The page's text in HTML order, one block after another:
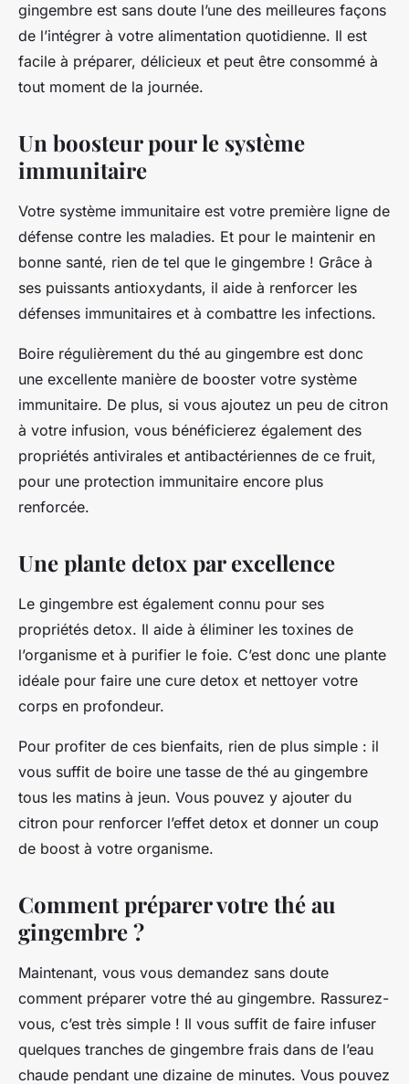
gingembre est sans doute l’une des meilleures façons
de l’intégrer à votre alimentation quotidienne. Il est
facile à préparer, délicieux et peut être consommé à
tout moment de la journée.
Un boosteur pour le système
immunitaire
Votre système immunitaire est votre première ligne de
défense contre les maladies. Et pour le maintenir en
bonne santé, rien de tel que le gingembre ! Grâce à
ses puissants antioxydants, il aide à renforcer les
défenses immunitaires et à combattre les infections.
Boire régulièrement du thé au gingembre est donc
une excellente manière de booster votre système
immunitaire. De plus, si vous ajoutez un peu de citron
à votre infusion, vous bénéficierez également des
propriétés antivirales et antibactériennes de ce fruit,
pour une protection immunitaire encore plus
renforcée.
Une plante detox par excellence
Le gingembre est également connu pour ses
propriétés detox. Il aide à éliminer les toxines de
l’organisme et à purifier le foie. C’est donc une plante
idéale pour faire une cure detox et nettoyer votre
corps en profondeur.
Pour profiter de ces bienfaits, rien de plus simple : il
vous suffit de boire une tasse de thé au gingembre
tous les matins à jeun. Vous pouvez y ajouter du
citron pour renforcer l’effet detox et donner un coup
de boost à votre organisme.
Comment préparer votre thé au
gingembre ?
Maintenant, vous vous demandez sans doute
comment préparer votre thé au gingembre. Rassurez-
vous, c’est très simple ! Il vous suffit de faire infuser
quelques tranches de gingembre frais dans de l’eau
chaude pendant une dizaine de minutes. Vous pouvez